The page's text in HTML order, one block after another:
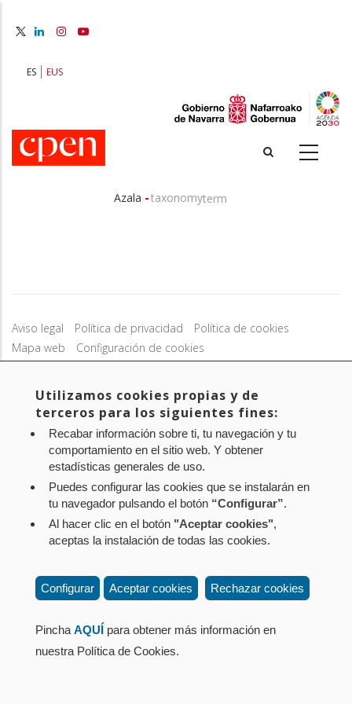
content
ES EUS
Azala -taxonomyterm
Aviso legal Política de privacidad
Política de cookies
Mapa web
Configuración de cookies
Pamplona (Navarra) Tel.: 848 42 08 72
corporacion@cpen.es
Utilizamos cookies propias y de
terceros para los siguientes fines:
Recabar información sobre ti, tu navegación y tu
comportamiento en el sitio web. Y obtener
estadísticas generales de uso.
Puedes configurar las cookies que se instalarán en
tu navegador pulsando el botón “Configurar”.
Al hacer clic en el botón "Aceptar cookies",
aceptas la instalación de todas las cookies.
Configurar Aceptar cookies Rechazar cookies
Pincha AQUÍ para obtener más información en
nuestra Política de Cookies.